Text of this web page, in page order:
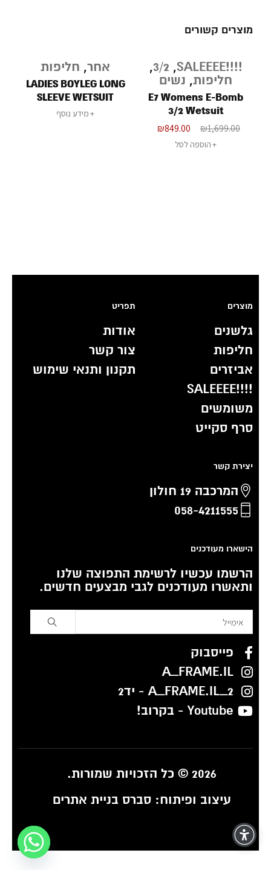
מוצרים קשורים
במלאיאחר, חליפות
LADIES BOYLEG LONG
SLEEVE WETSUIT
-2MM
מידע נוסף
מבצע
!!!!SALEEEE
,
3/2
,
חליפות, נשים
E7 Womens E-Bomb
3/2 Wetsuit
₪1,699.00
₪849.00
הוספה לסל
מוצרים
גלשנים
חליפות
אביזרים
!!!!SALEEEE
משומשים
סרף סקייט
תפריט
אודות
צור קשר
תקנון ותנאי שימוש
יצירת קשר
המרכבה 19 חולון
058-4211555
הישארו מעודכנים
הרשמו עכשיו לרשימת התפוצה שלנו
ותאשרו מעודכנים לגבי מבצעים חדשים.
פייסבוק
A_FRAME.IL
A_FRAME.IL_2 - יד2
Youtube - בקרוב!
2026 © כל הזכויות שמורות.
עיצוב ופיתוח:סברס בניית אתרים